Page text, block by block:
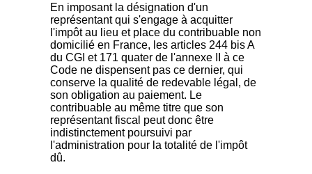
En imposant la désignation d'un
représentant qui s'engage à acquitter
l'impôt au lieu et place du contribuable non
domicilié en France, les articles 244 bis A
du CGI et 171 quater de l'annexe II à ce
Code ne dispensent pas ce dernier, qui
conserve la qualité de redevable légal, de
son obligation au paiement. Le
contribuable au même titre que son
représentant fiscal peut donc être
indistinctement poursuivi par
l'administration pour la totalité de l'impôt
dû.